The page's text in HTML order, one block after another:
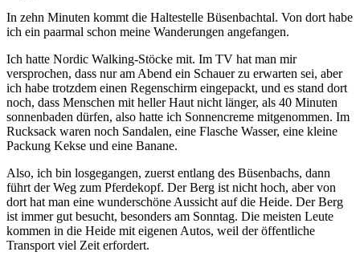
In zehn Minuten kommt die Haltestelle Büsenbachtal. Von dort habe
ich ein paarmal schon meine Wanderungen angefangen.
Ich hatte Nordic Walking-Stöcke mit. Im TV hat man mir
versprochen, dass nur am Abend ein Schauer zu erwarten sei, aber
ich habe trotzdem einen Regenschirm eingepackt, und es stand dort
noch, dass Menschen mit heller Haut nicht länger, als 40 Minuten
sonnenbaden dürfen, also hatte ich Sonnencreme mitgenommen. Im
Rucksack waren noch Sandalen, eine Flasche Wasser, eine kleine
Packung Kekse und eine Banane.
Also, ich bin losgegangen, zuerst entlang des Büsenbachs, dann
führt der Weg zum Pferdekopf. Der Berg ist nicht hoch, aber von
dort hat man eine wunderschöne Aussicht auf die Heide. Der Berg
ist immer gut besucht, besonders am Sonntag. Die meisten Leute
kommen in die Heide mit eigenen Autos, weil der öffentliche
Transport viel Zeit erfordert.